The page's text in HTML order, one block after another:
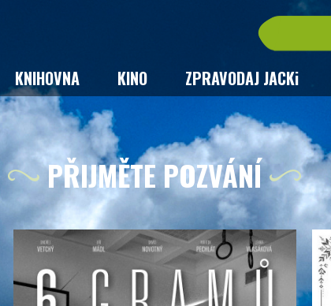
KNIHOVNA KINO ZPRAVODAJ JACKi
PŘIJMĚTE POZVÁNÍ